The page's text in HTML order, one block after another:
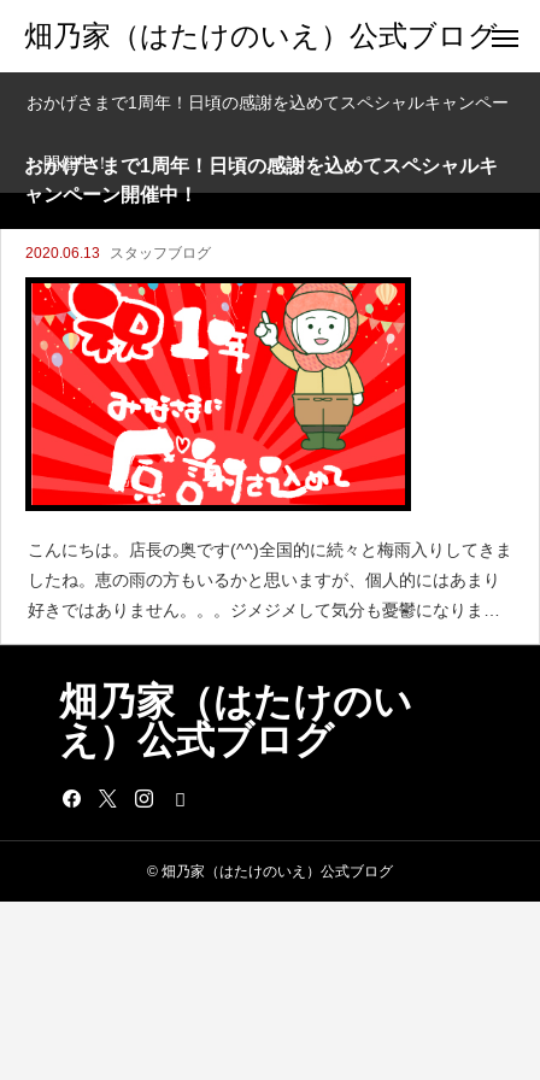
畑乃家（はたけのいえ）公式ブログ
おかげさまで1周年！日頃の感謝を込めてスペシャルキャンペー
ン開催中！
おかげさまで1周年！日頃の感謝を込めてスペシャルキ
ャンペーン開催中！
2020.06.13 スタッフブログ
こんにちは。店長の奥です(^^)全国的に続々と梅雨入りしてきま
したね。恵の雨の方もいるかと思いますが、個人的にはあまり
好きではありません。。。ジメジメして気分も憂鬱になります
し、リフレッシュしたくてもあまり出かけられないです
畑乃家（はたけのい
え）公式ブログ
© 畑乃家（はたけのいえ）公式ブログ